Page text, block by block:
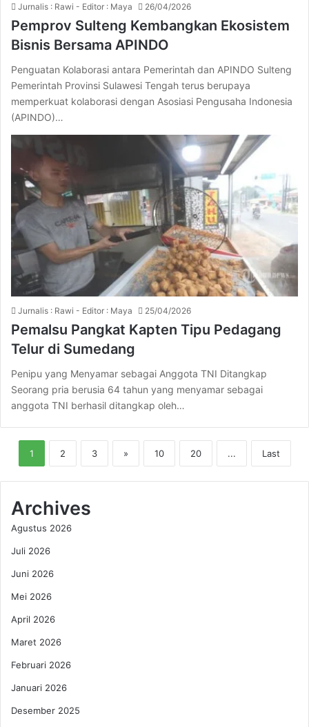
Jurnalis : Rawi - Editor : Maya 26/04/2026
Pemprov Sulteng Kembangkan Ekosistem
Bisnis Bersama APINDO
Penguatan Kolaborasi antara Pemerintah dan APINDO Sulteng
Pemerintah Provinsi Sulawesi Tengah terus berupaya
memperkuat kolaborasi dengan Asosiasi Pengusaha Indonesia
(APINDO)…
Jurnalis : Rawi - Editor : Maya 25/04/2026
Pemalsu Pangkat Kapten Tipu Pedagang
Telur di Sumedang
Penipu yang Menyamar sebagai Anggota TNI Ditangkap
Seorang pria berusia 64 tahun yang menyamar sebagai
anggota TNI berhasil ditangkap oleh…
1 2 3 » 10 20 ... Last
Archives
Agustus 2026
Juli 2026
Juni 2026
Mei 2026
April 2026
Maret 2026
Februari 2026
Januari 2026
Desember 2025